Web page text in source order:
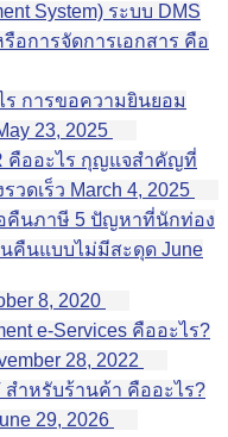
ระบบ DMS
รือการจัดการเอกสาร คือ
ร การขอความยินยอม
23, 2025
คืออะไร กุญแจสำคัญที่
วดเร็ว March 4, 2025
5 ปัญหาที่นักท่อง
นคืนแบบไม่มีสะดุด June
8, 2020
e-Services คืออะไร?
28, 2022
สำหรับร้านค้า คืออะไร?
29, 2026